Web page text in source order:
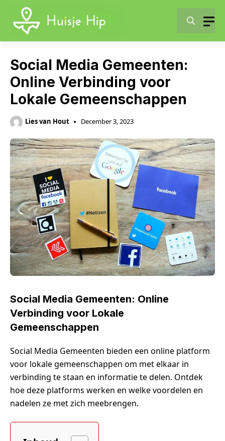
content
Social Media Gemeenten:
Online Verbinding voor
Lokale Gemeenschappen
Lies van Hout December 3, 2023
Social Media Gemeenten: Online
Verbinding voor Lokale
Gemeenschappen
Social Media Gemeenten bieden een online platform
voor lokale gemeenschappen om met elkaar in
verbinding te staan en informatie te delen. Ontdek
hoe deze platforms werken en welke voordelen en
nadelen ze met zich meebrengen.